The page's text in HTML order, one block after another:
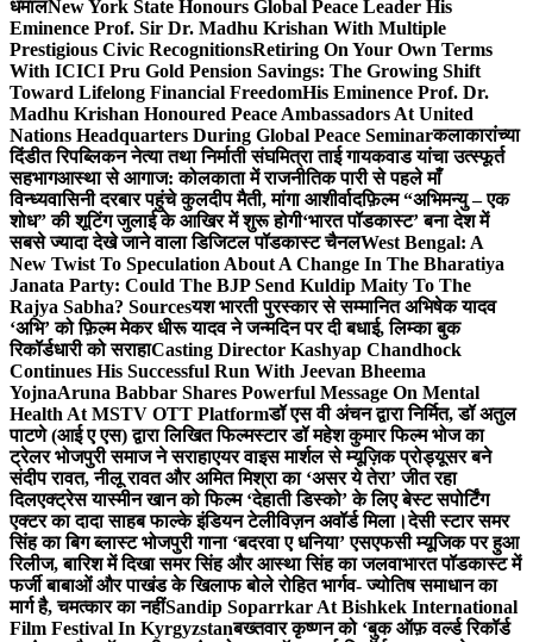
धमालNew York State Honours Global Peace Leader His
Eminence Prof. Sir Dr. Madhu Krishan With Multiple
Prestigious Civic RecognitionsRetiring On Your Own Terms
With ICICI Pru Gold Pension Savings: The Growing Shift
Toward Lifelong Financial FreedomHis Eminence Prof. Dr.
Madhu Krishan Honoured Peace Ambassadors At United
Nations Headquarters During Global Peace Seminarकलाकारांच्या
दिंडीत रिपब्लिकन नेत्या तथा निर्माती संघमित्रा ताई गायकवाड यांचा उत्स्फूर्त
सहभागआस्था से आगाज: कोलकाता में राजनीतिक पारी से पहले माँ
विन्ध्यवासिनी दरबार पहुंचे कुलदीप मैती, मांगा आशीर्वादफ़िल्म “अभिमन्यु – एक
शोध” की शूटिंग जुलाई के आखिर में शुरू होगी‘भारत पॉडकास्ट’ बना देश में
सबसे ज्यादा देखे जाने वाला डिजिटल पॉडकास्ट चैनलWest Bengal: A
New Twist To Speculation About A Change In The Bharatiya
Janata Party: Could The BJP Send Kuldip Maity To The
Rajya Sabha? Sourcesयश भारती पुरस्कार से सम्मानित अभिषेक यादव
‘अभि’ को फ़िल्म मेकर धीरू यादव ने जन्मदिन पर दी बधाई, लिम्का बुक
रिकॉर्डधारी को सराहाCasting Director Kashyap Chandhock
Continues His Successful Run With Jeevan Bheema
YojnaAruna Babbar Shares Powerful Message On Mental
Health At MSTV OTT Platformडॉ एस वी अंचन द्वारा निर्मित, डॉ अतुल
पाटणे (आई ए एस) द्वारा लिखित फिल्मस्टार डॉ महेश कुमार फिल्म भोज का
ट्रेलर भोजपुरी समाज ने सराहाएयर वाइस मार्शल से म्यूज़िक प्रोड्यूसर बने
संदीप रावत, नीलू रावत और अमित मिश्रा का ‘असर ये तेरा’ जीत रहा
दिलएक्ट्रेस यास्मीन खान को फिल्म ‘देहाती डिस्को’ के लिए बेस्ट सपोर्टिंग
एक्टर का दादा साहब फाल्के इंडियन टेलीविज़न अवॉर्ड मिला।देसी स्टार समर
सिंह का बिग ब्लास्ट भोजपुरी गाना ‘बदरवा ए धनिया’ एसएफसी म्यूजिक पर हुआ
रिलीज, बारिश में दिखा समर सिंह और आस्था सिंह का जलवाभारत पॉडकास्ट में
फर्जी बाबाओं और पाखंड के खिलाफ बोले रोहित भार्गव- ज्योतिष समाधान का
मार्ग है, चमत्कार का नहींSandip Soparrkar At Bishkek International
Film Festival In Kyrgyzstanबख्तवार कृष्णन को ‘बुक ऑफ़ वर्ल्ड रिकॉर्ड